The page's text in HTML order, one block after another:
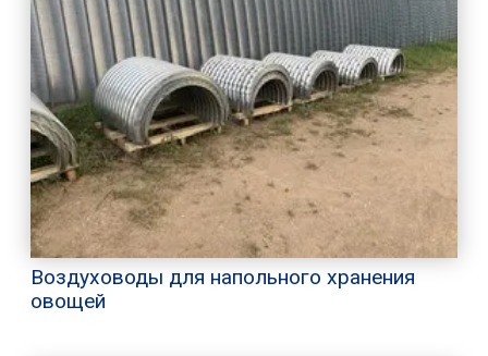
Воздуховоды для напольного хранения
овощей